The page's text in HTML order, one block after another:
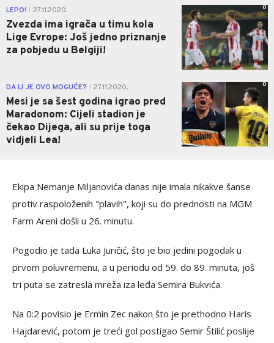
LEPO! 27.11.2020.
Zvezda ima igrača u timu kola
Lige Evrope: Još jedno priznanje
za pobjedu u Belgiji!
0
DA LI JE OVO MOGUĆE? 27.11.2020.
Mesi je sa šest godina igrao pred
Maradonom: Cijeli stadion je
čekao Dijega, ali su prije toga
vidjeli Lea!
0
Ekipa Nemanje Miljanovića danas nije imala nikakve šanse
protiv raspoloženih "plavih", koji su do prednosti na MGM
Farm Areni došli u 26. minutu.
Pogodio je tada Luka Juričić, što je bio jedini pogodak u
prvom poluvremenu, a u periodu od 59. do 89. minuta, još
tri puta se zatresla mreža iza leđa Semira Bukvića.
Na 0:2 povisio je Ermin Zec nakon što je prethodno Haris
Hajdarević, potom je treći gol postigao Semir Štilić poslije